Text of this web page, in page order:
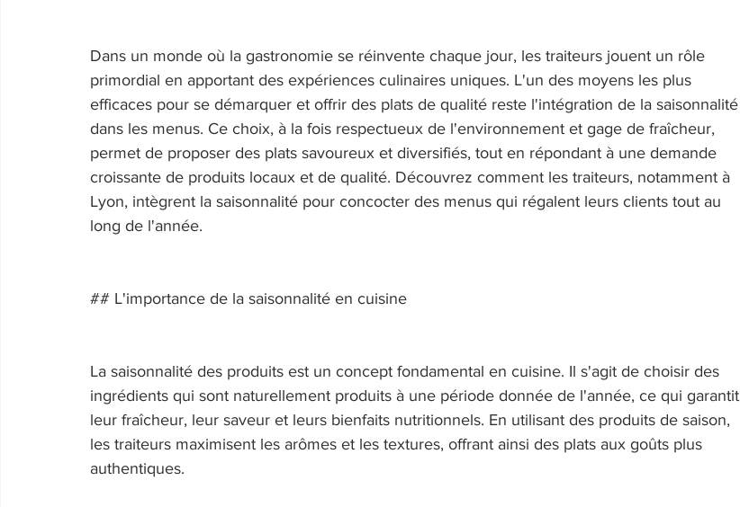
Dans un monde où la gastronomie se réinvente chaque jour, les traiteurs jouent un rôle
primordial en apportant des expériences culinaires uniques. L'un des moyens les plus
efficaces pour se démarquer et offrir des plats de qualité reste l'intégration de la saisonnalité
dans les menus. Ce choix, à la fois respectueux de l'environnement et gage de fraîcheur,
permet de proposer des plats savoureux et diversifiés, tout en répondant à une demande
croissante de produits locaux et de qualité. Découvrez comment les traiteurs, notamment à
Lyon, intègrent la saisonnalité pour concocter des menus qui régalent leurs clients tout au
long de l'année.
## L'importance de la saisonnalité en cuisine
La saisonnalité des produits est un concept fondamental en cuisine. Il s'agit de choisir des
ingrédients qui sont naturellement produits à une période donnée de l'année, ce qui garantit
leur fraîcheur, leur saveur et leurs bienfaits nutritionnels. En utilisant des produits de saison,
les traiteurs maximisent les arômes et les textures, offrant ainsi des plats aux goûts plus
authentiques.